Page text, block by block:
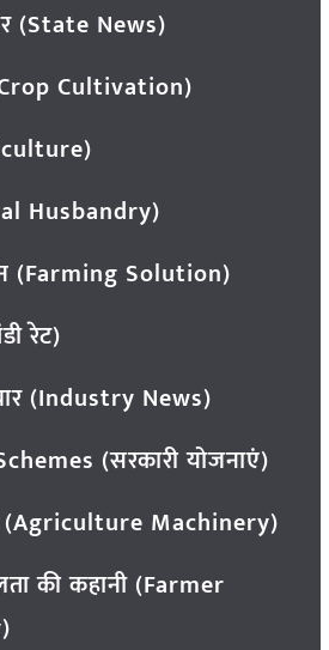
(State News)
Cultivation)
Husbandry)
(Farming Solution)
रेट)
(Industry News)
(सरकारी योजनाएं)
(Agriculture Machinery)
की कहानी (Farmer